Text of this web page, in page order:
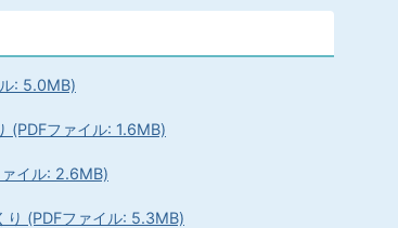
: 5.0MB)
(PDFファイル: 1.6MB)
イル: 2.6MB)
り (PDFファイル: 5.3MB)